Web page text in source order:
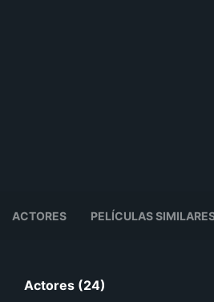
ACTORES PELÍCULAS
Actores (24)